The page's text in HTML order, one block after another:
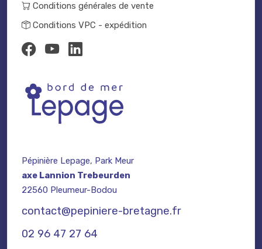
Conditions générales de vente
Conditions VPC - expédition
Pépinière Lepage, Park Meur
axe Lannion Trebeurden
22560 Pleumeur-Bodou
contact@pepiniere-bretagne.fr
02 96 47 27 64